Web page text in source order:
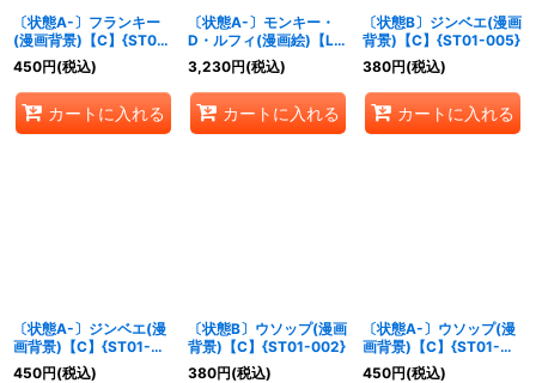
〔状態A-〕フランキー
(漫画背景)【C】{ST01-
010}
450円(税込)
カートに入れる
〔状態A-〕モンキー・
D・ルフィ(漫画絵)【L】
{ST21-001}
3,230円(税込)
カートに入れる
〔状態B〕ジンベエ(漫画
背景)【C】{ST01-005}
380円(税込)
カートに入れる
〔状態A-〕ジンベエ(漫
画背景)【C】{ST01-
005}
450円(税込)
〔状態B〕ウソップ(漫画
背景)【C】{ST01-002}
380円(税込)
〔状態A-〕ウソップ(漫
画背景)【C】{ST01-
002}
450円(税込)